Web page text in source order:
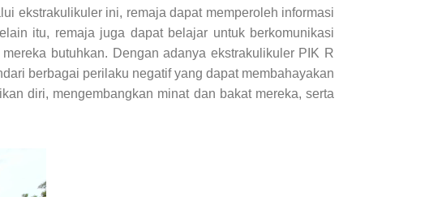
ekstrakulikuler ini, remaja dapat memperoleh informasi
itu, remaja juga dapat belajar untuk berkomunikasi
butuhkan. Dengan adanya ekstrakulikuler PIK R
berbagai perilaku negatif yang dapat membahayakan
diri, mengembangkan minat dan bakat mereka, serta